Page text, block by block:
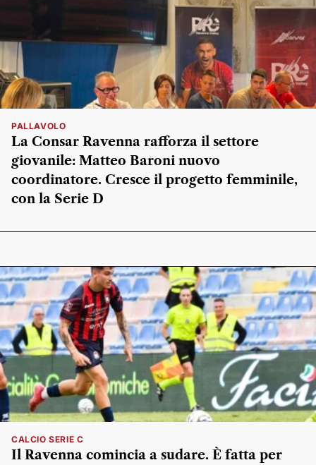
PALLAVOLO
La Consar Ravenna rafforza il settore
giovanile: Matteo Baroni nuovo
coordinatore. Cresce il progetto femminile,
con la Serie D
CALCIO SERIE C
Il Ravenna comincia a sudare. È fatta per